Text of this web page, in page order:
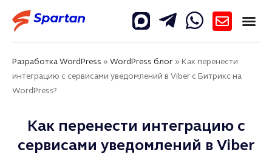
Разработка WordPress » WordPress блог » Как перенести
интеграцию с сервисами уведомлений в Viber с Битрикс на
WordPress?
Как перенести интеграцию с
сервисами уведомлений в Viber